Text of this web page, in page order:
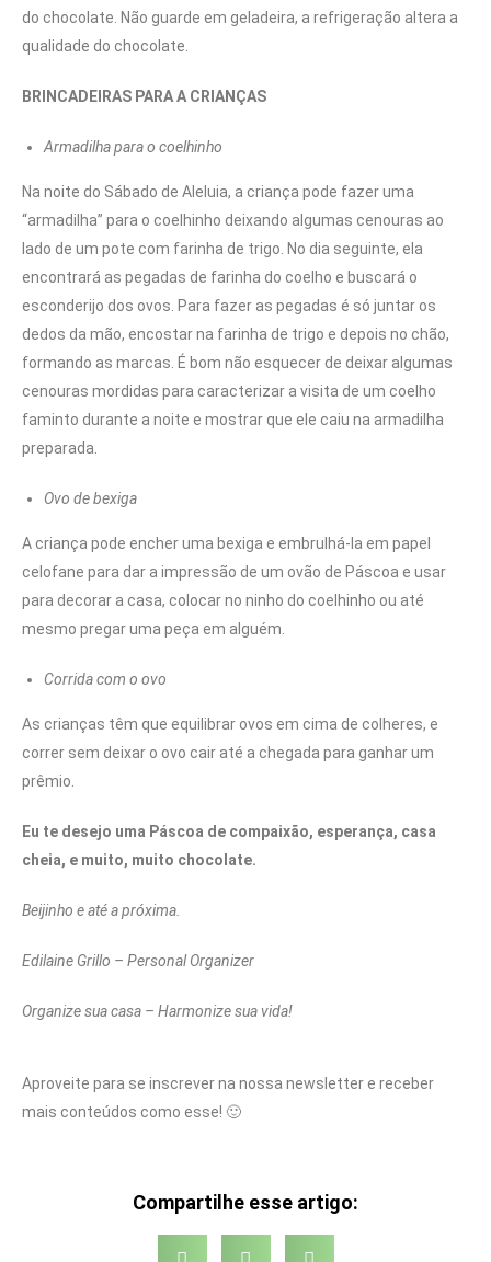
do chocolate. Não guarde em geladeira, a refrigeração altera a
qualidade do chocolate.
BRINCADEIRAS PARA A CRIANÇAS
Armadilha para o coelhinho
Na noite do Sábado de Aleluia, a criança pode fazer uma
“armadilha” para o coelhinho deixando algumas cenouras ao
lado de um pote com farinha de trigo. No dia seguinte, ela
encontrará as pegadas de farinha do coelho e buscará o
esconderijo dos ovos. Para fazer as pegadas é só juntar os
dedos da mão, encostar na farinha de trigo e depois no chão,
formando as marcas. É bom não esquecer de deixar algumas
cenouras mordidas para caracterizar a visita de um coelho
faminto durante a noite e mostrar que ele caiu na armadilha
preparada.
Ovo de bexiga
A criança pode encher uma bexiga e embrulhá-la em papel
celofane para dar a impressão de um ovão de Páscoa e usar
para decorar a casa, colocar no ninho do coelhinho ou até
mesmo pregar uma peça em alguém.
Corrida com o ovo
As crianças têm que equilibrar ovos em cima de colheres, e
correr sem deixar o ovo cair até a chegada para ganhar um
prêmio.
Eu te desejo uma Páscoa de compaixão, esperança, casa
cheia, e muito, muito chocolate.
Beijinho e até a próxima.
Edilaine Grillo – Personal Organizer
Organize sua casa – Harmonize sua vida!
Aproveite para se inscrever na nossa newsletter e receber
mais conteúdos como esse! 🙂
Compartilhe esse artigo: